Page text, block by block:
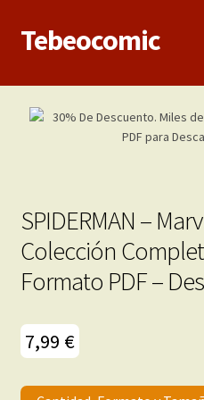
Ir
Ir
al
Tebeocomic
Inicio
Adultos
Porno 3D
Inéditas
SPIDERMAN –
Colección
Formato PDF –
7,99 €